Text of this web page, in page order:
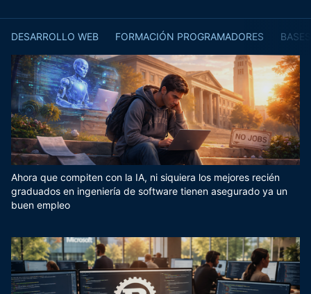
DESARROLLO WEB FORMACIÓN PROGRAMADORES
Ahora que compiten con la IA, ni siquiera los mejores recién
graduados en ingeniería de software tienen asegurado ya un
buen empleo